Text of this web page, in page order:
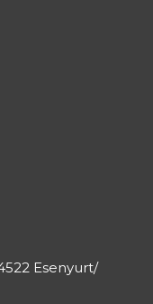
Esenyurt/